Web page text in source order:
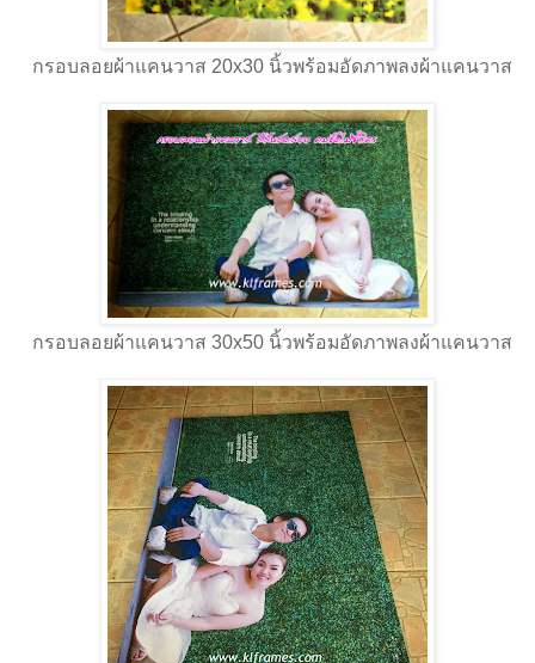
กรอบลอยผ้าแคนวาส 20x30 นิ้วพร้อมอัดภาพลงผ้าแคนวาส
กรอบลอยผ้าแคนวาส 30x50 นิ้วพร้อมอัดภาพลงผ้าแคนวาส